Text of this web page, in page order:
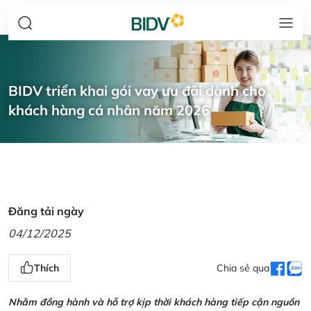
BIDV triển khai gói vay ưu đãi dành cho
khách hàng cá nhân năm 2026
Đăng tải ngày
04/12/2025
Thích Chia sẻ qua
Nhằm đồng hành và hỗ trợ kịp thời khách hàng tiếp cận nguồn